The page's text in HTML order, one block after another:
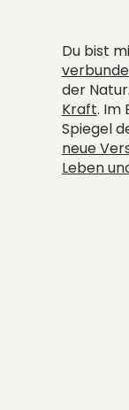
Du bist
der
Kraft. Im
Spiegel
neue
Leben